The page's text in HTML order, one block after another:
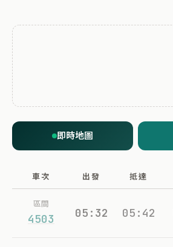
即時地圖
車次 出發 抵達
區間
4503 05:32 05:42